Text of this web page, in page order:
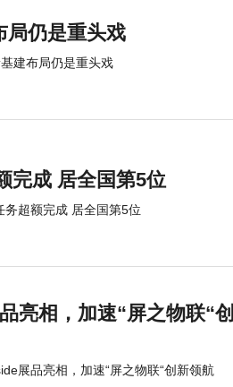
局仍是重头戏
建布局仍是重头戏
完成 居全国第5位
超额完成 居全国第5位
亮相，加速“屏之物联“创
展品亮相，加速“屏之物联“创新领航